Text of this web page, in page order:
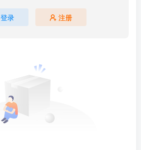
登录 注册